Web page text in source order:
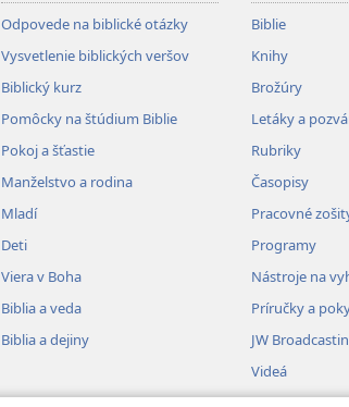
Odpovede na biblické otázky
Vysvetlenie biblických veršov
Biblický kurz
Pomôcky na štúdium Biblie
Pokoj a šťastie
Manželstvo a rodina
Mladí
Deti
Viera v Boha
Biblia a veda
Biblia a dejiny
Biblie
Knihy
Brožúry
Letáky a
Rubriky
Časopisy
Pracovné
Programy
Nástroje na
Príručky a
JW
Videá
Hudba